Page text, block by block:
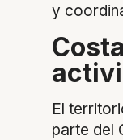
y
El
parte del